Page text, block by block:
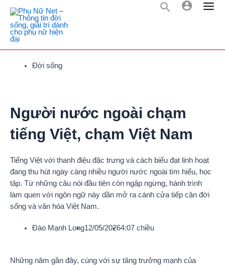
Đời sống
Người nước ngoài chạm
tiếng Việt, chạm Việt Nam
Tiếng Việt với thanh điệu đặc trưng và cách biểu đạt linh hoạt
đang thu hút ngày càng nhiều người nước ngoài tìm hiểu, học
tập. Từ những câu nói đầu tiên còn ngập ngừng, hành trình
làm quen với ngôn ngữ này dần mở ra cánh cửa tiếp cận đời
sống và văn hóa Việt Nam.
Đào Mạnh Long12/05/20264:07 chiều
Những năm gần đây, cùng với sự tăng trưởng mạnh của